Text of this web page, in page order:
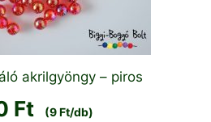
akrilgyöngy – piros
Ft (9 Ft/db)